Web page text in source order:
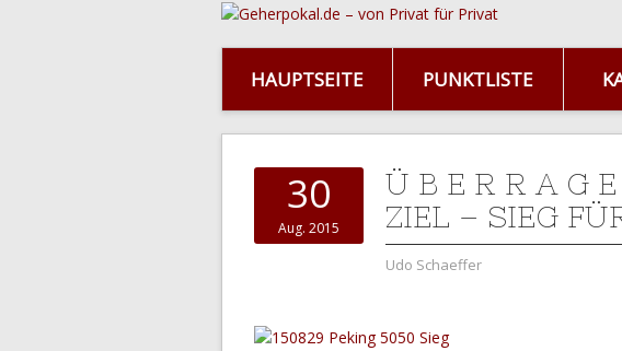
HAUPTSEITE PUNKTLISTE
30
Aug. 2015
Ü B E R R A G
ZIEL – SIEG
Udo Schaeffer